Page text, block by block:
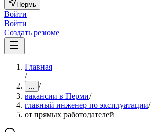
Пермь
Войти
Войти
Создать резюме
Главная
/
... /
вакансии в Перми/
главный инженер по эксплуатации/
от прямых работодателей